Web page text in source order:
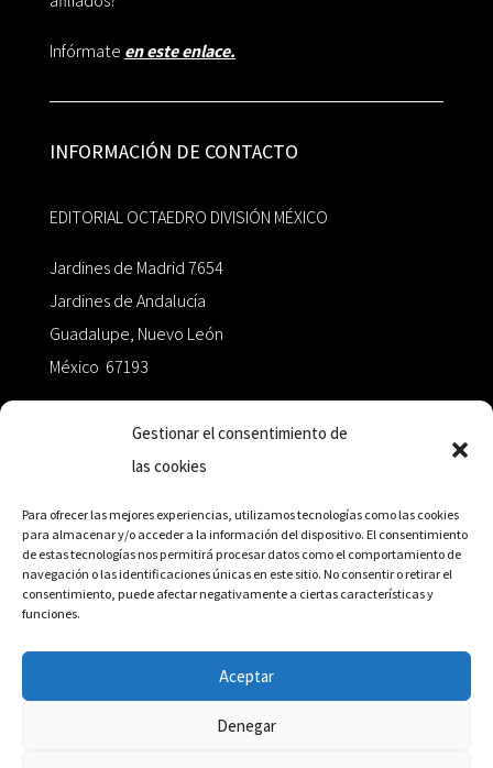
Gestionar el consentimiento de
las cookies
Para ofrecer las mejores experiencias, utilizamos tecnologías como las cookies
para almacenar y/o acceder a la información del dispositivo. El consentimiento
de estas tecnologías nos permitirá procesar datos como el comportamiento de
navegación o las identificaciones únicas en este sitio. No consentir o retirar el
consentimiento, puede afectar negativamente a ciertas características y
funciones.
Aceptar
Denegar
Infórmate en este enlace.
INFORMACIÓN DE CONTACTO
EDITORIAL OCTAEDRO DIVISIÓN MÉXICO
Jardines de Madrid 7654
Jardines de Andalucía
Guadalupe, Nuevo León
México 67193
+52 811.499.5638
RED DE DISTRIBUCIÓN
Distribuidores en México y Octaedro internacional